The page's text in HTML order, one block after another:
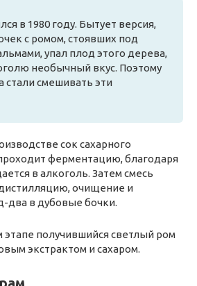
в 1980 году. Бытует версия,
с ромом, стоявших под
упал плод этого дерева,
необычный вкус. Поэтому
стали смешивать эти
сок сахарного
ферментацию, благодаря
в алкоголь. Затем смесь
очищение и
два в дубовые бочки.
получившийся светлый ром
экстрактом и сахаром.